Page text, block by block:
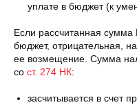
уплате в бюджет (к
Если рассчитанная
бюджет, отрицательная,
ее возмещение. Сумма
со ст. 274 НК:
засчитывается в счет